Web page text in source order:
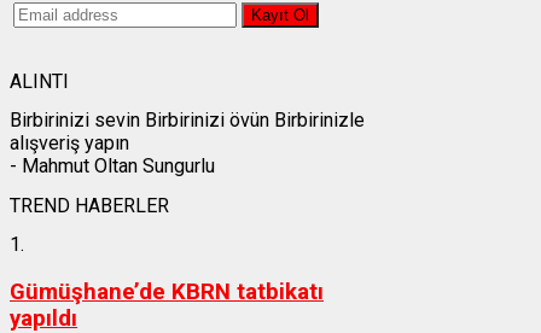
ALINTI
Birbirinizi sevin Birbirinizi övün Birbirinizle
alışveriş yapın
- Mahmut Oltan Sungurlu
TREND HABERLER
1.
Gümüşhane’de KBRN tatbikatı
yapıldı